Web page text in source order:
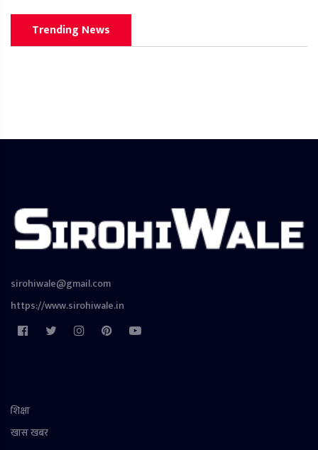
Trending News
sirohiwale@gmail.com
https://www.sirohiwale.in
शिक्षा
खास खबर